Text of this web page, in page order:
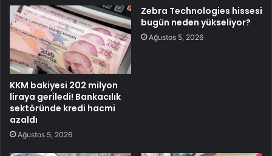
KKM bakiyesi 202 milyon
liraya geriledi! Bankacılık
sektöründe kredi hacmi
azaldı
Ağustos 5, 2026
Zebra Technologies hissesi
bugün neden yükseliyor?
Ağustos 5, 2026